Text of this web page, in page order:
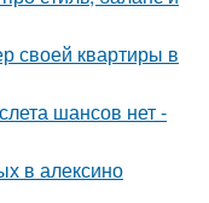
своей квартиры в
шансов нет -
в алексино